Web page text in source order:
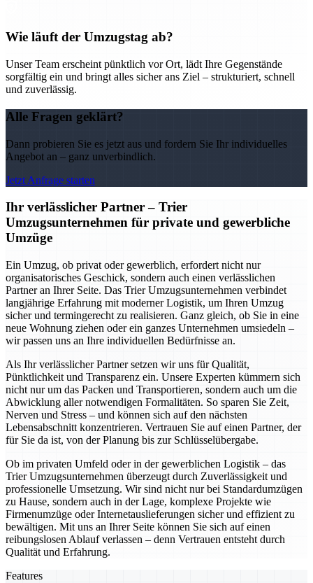
Wie läuft der Umzugstag ab?
Unser Team erscheint pünktlich vor Ort, lädt Ihre Gegenstände
sorgfältig ein und bringt alles sicher ans Ziel – strukturiert, schnell
und zuverlässig.
Alle Fragen geklärt?
Dann probieren Sie es jetzt aus und fordern Sie Ihr individuelles
Angebot an – ganz unverbindlich.
Jetzt Anfrage starten
Ihr verlässlicher Partner – Trier
Umzugsunternehmen für private und gewerbliche
Umzüge
Ein Umzug, ob privat oder gewerblich, erfordert nicht nur
organisatorisches Geschick, sondern auch einen verlässlichen
Partner an Ihrer Seite. Das Trier Umzugsunternehmen verbindet
langjährige Erfahrung mit moderner Logistik, um Ihren Umzug
sicher und termingerecht zu realisieren. Ganz gleich, ob Sie in eine
neue Wohnung ziehen oder ein ganzes Unternehmen umsiedeln –
wir passen uns an Ihre individuellen Bedürfnisse an.
Als Ihr verlässlicher Partner setzen wir uns für Qualität,
Pünktlichkeit und Transparenz ein. Unsere Experten kümmern sich
nicht nur um das Packen und Transportieren, sondern auch um die
Abwicklung aller notwendigen Formalitäten. So sparen Sie Zeit,
Nerven und Stress – und können sich auf den nächsten
Lebensabschnitt konzentrieren. Vertrauen Sie auf einen Partner, der
für Sie da ist, von der Planung bis zur Schlüsselübergabe.
Ob im privaten Umfeld oder in der gewerblichen Logistik – das
Trier Umzugsunternehmen überzeugt durch Zuverlässigkeit und
professionelle Umsetzung. Wir sind nicht nur bei Standardumzügen
zu Hause, sondern auch in der Lage, komplexe Projekte wie
Firmenumzüge oder Internetauslieferungen sicher und effizient zu
bewältigen. Mit uns an Ihrer Seite können Sie sich auf einen
reibungslosen Ablauf verlassen – denn Vertrauen entsteht durch
Qualität und Erfahrung.
Features